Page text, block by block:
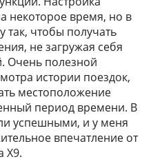
некоторое время, но в
так, чтобы получать
не загружая себя
Очень полезной
истории поездок,
местоположение
период времени. В
успешными, и у меня
впечатление от
X9.